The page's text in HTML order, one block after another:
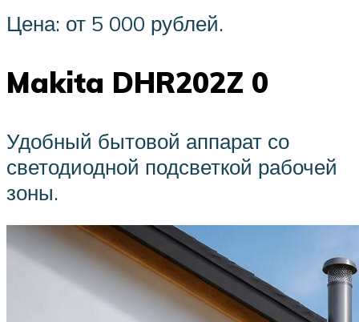
Цена: от 5 000 рублей.
Makita DHR202Z 0
Удобный бытовой аппарат со
светодиодной подсветкой рабочей
зоны.